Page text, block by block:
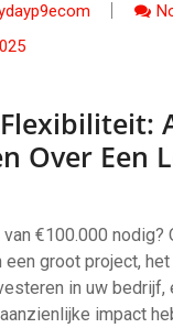
Over Een
€100.000 nodig?
een groot project,
in uw bedrijf,
impact